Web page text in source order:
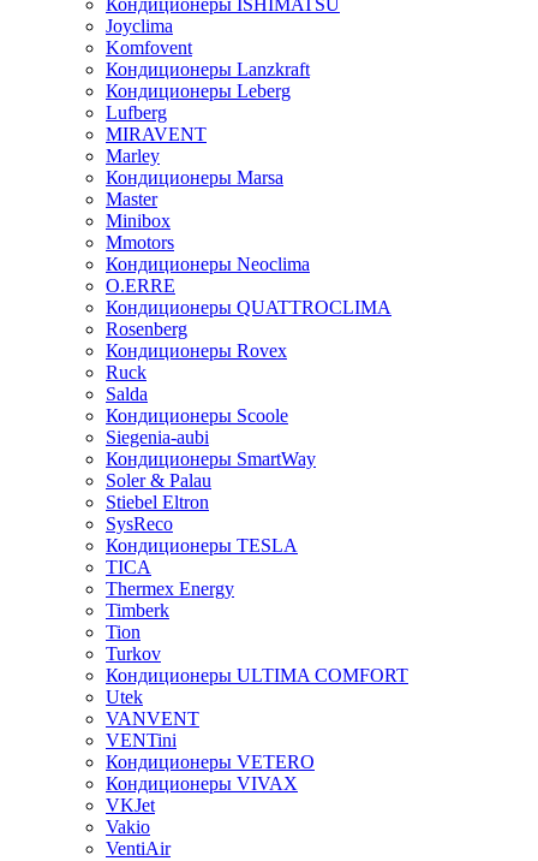
Кондиционеры ISHIMATSU
Joyclima
Komfovent
Кондиционеры Lanzkraft
Кондиционеры Leberg
Lufberg
MIRAVENT
Marley
Кондиционеры Marsa
Master
Minibox
Mmotors
Кондиционеры Neoclima
O.ERRE
Кондиционеры QUATTROCLIMA
Rosenberg
Кондиционеры Rovex
Ruck
Salda
Кондиционеры Scoole
Siegenia-aubi
Кондиционеры SmartWay
Soler & Palau
Stiebel Eltron
SysReco
Кондиционеры TESLA
TICA
Thermex Energy
Timberk
Tion
Turkov
Кондиционеры ULTIMA COMFORT
Utek
VANVENT
VENTini
Кондиционеры VETERO
Кондиционеры VIVAX
VKJet
Vakio
VentiAir